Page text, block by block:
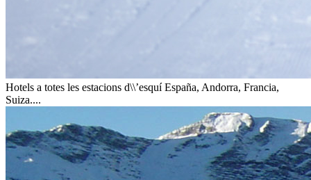
Hotels a totes les estacions d\\’esquí España, Andorra, Francia,
Suiza....